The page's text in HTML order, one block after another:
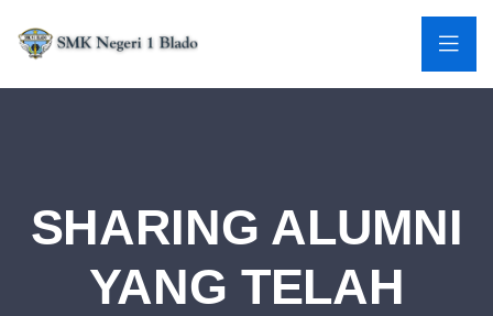
SHARING ALUMNI
YANG TELAH